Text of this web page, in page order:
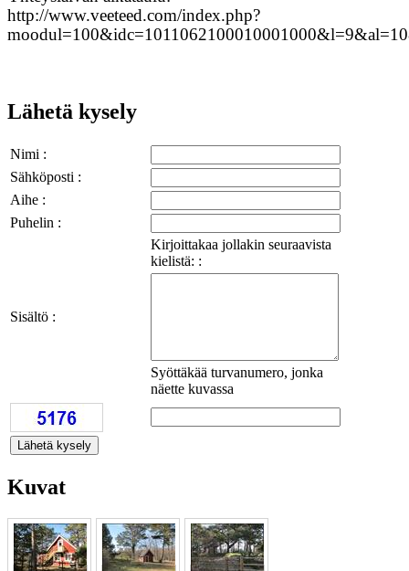
http://www.veeteed.com/index.php?
Lähetä kysely
Nimi :
Sähköposti :
Aihe :
Puhelin :
Kirjoittakaa jollakin seuraavista
kielistä: :
Sisältö :
Syöttäkää turvanumero, jonka
näette kuvassa
Kuvat